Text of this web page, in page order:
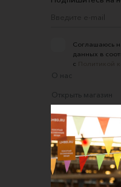
Соглашаюсь
данных в
с
О нас
Открыть магазин
Участие в офлайн-
FAQ
Требования к
Обратная связь